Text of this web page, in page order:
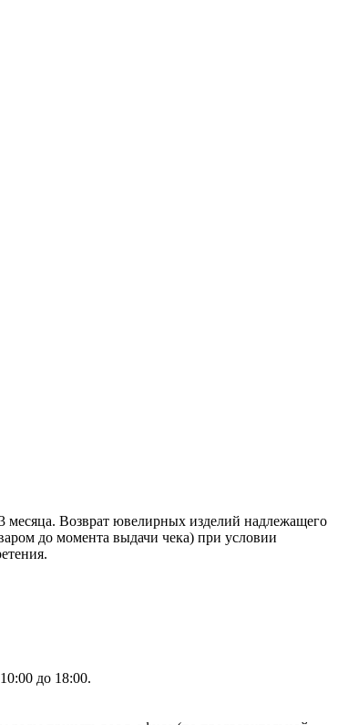
месяца. Возврат ювелирных изделий надлежащего
до момента выдачи чека) при условии
до 18:00.